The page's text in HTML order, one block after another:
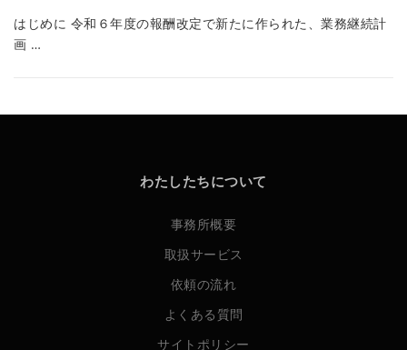
はじめに 令和６年度の報酬改定で新たに作られた、業務継続計
画 …
わたしたちについて
事務所概要
取扱サービス
依頼の流れ
よくある質問
サイトポリシー